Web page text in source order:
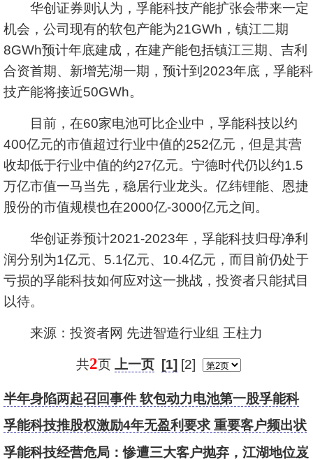
华创证券则认为，孚能科技产能扩张会带来一定
机会，公司现有的软包产能为21GWh，镇江二期
8GWh预计年底建成，在建产能包括镇江三期、吉利
合资首期、新增芜湖一期，预计到2023年底，孚能科
技产能将接近50GWh。
目前，在60家电池可比企业中，孚能科技以约
400亿元的市值超过行业中值的252亿元，但是其营
收却低于行业中值的约27亿元。 宁德时代仍以约1.5
万亿市值一马当先，稳居行业龙头。 亿纬锂能、 恩捷
股份的市值规模也在2000亿-3000亿元之间。
华创证券预计2021-2023年，孚能科技归母净利
润分别为1亿元、5.1亿元、10.4亿元，而目前仍处于
亏损的孚能科技如何应对这一挑战，投资者只能拭目
以待。
来源：投资者网 先进智造行业组 王柱力
共2页 上一页 [1] [2]
半年身陷两起召回事件 软包动力电池第一股孚能科
技以价换量难破局？
孚能科技推股权激励4年无盈利要求 重要客户频出状
况
孚能科技经营危局：惨遭三大客户抛弃，江湖地位岌